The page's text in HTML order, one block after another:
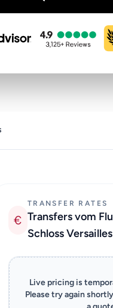
€
TRANSFER RATES
Transfers vom
Schloss Versailles
Live pricing is
Please try again